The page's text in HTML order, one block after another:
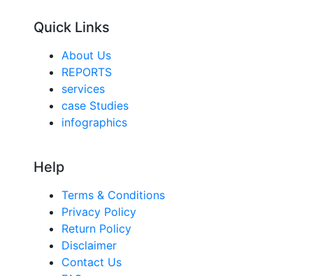
Quick Links
About Us
REPORTS
services
case Studies
infographics
Help
Terms & Conditions
Privacy Policy
Return Policy
Disclaimer
Contact Us